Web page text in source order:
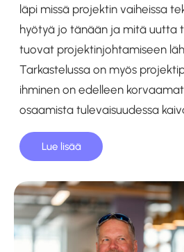
läpi missä projektin vaiheissa
hyötyä jo tänään ja mitä uutta
tuovat projektinjohtamiseen
Tarkastelussa on myös
ihminen on edelleen
osaamista tulevaisuudessa
Lue lisää